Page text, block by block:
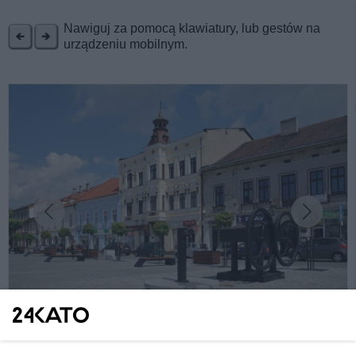
Nawiguj za pomocą klawiatury, lub gestów na
urządzeniu mobilnym.